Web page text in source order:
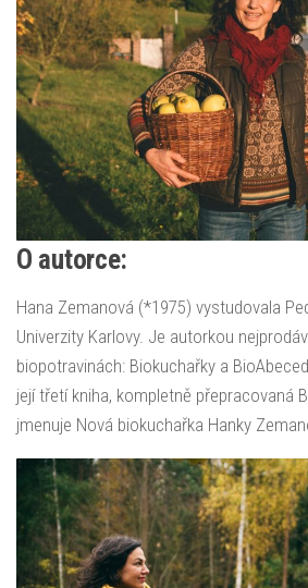
O autorce:
Hana Zemanová (*1975) vystudovala
Univerzity Karlovy. Je autorkou
biopotravinách: Biokuchařky a
její třetí kniha, kompletně přepracovaná
jmenuje Nová biokuchařka Hanky